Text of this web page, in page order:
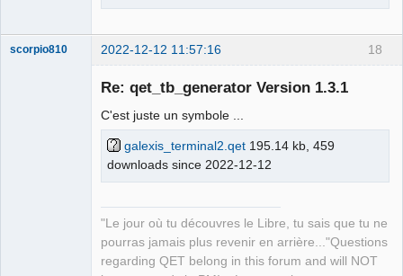
18
scorpio810 2022-12-12 11:57:16
Re: qet_tb_generator Version 1.3.1
C'est juste un symbole ...
galexis_terminal2.qet 195.14 kb, 459
downloads since 2022-12-12
"Le jour où tu découvres le Libre, tu sais que tu ne
pourras jamais plus revenir en arrière..."Questions
regarding QET belong in this forum and will NOT